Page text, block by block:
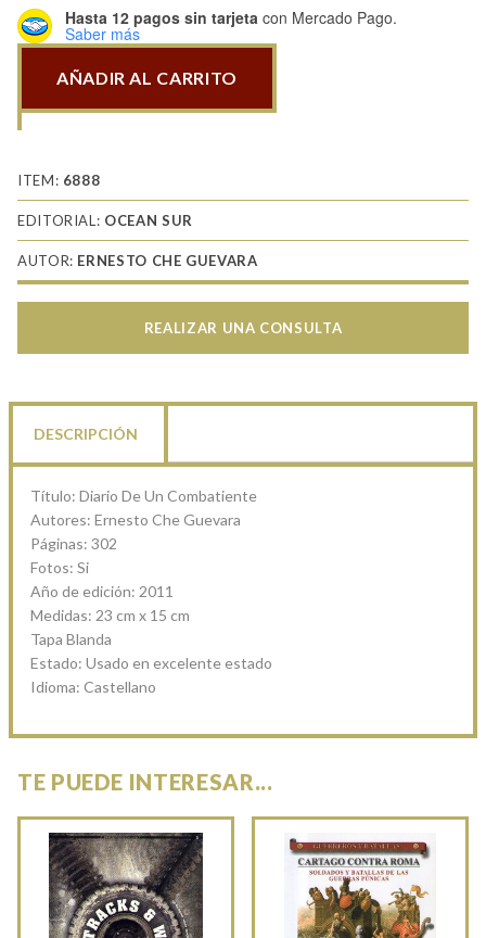
Hasta 12 pagos sin tarjeta con Mercado Pago.
Saber más
De
Combatiente
cantidad
AÑADIR AL CARRITO
ITEM: 6888
EDITORIAL: OCEAN SUR
AUTOR: ERNESTO CHE GUEVARA
REALIZAR UNA CONSULTA
DESCRIPCIÓN
Título: Diario De Un Combatiente
Autores: Ernesto Che Guevara
Páginas: 302
Fotos: Si
Año de edición: 2011
Medidas: 23 cm x 15 cm
Tapa Blanda
Estado: Usado en excelente estado
Idioma: Castellano
TE PUEDE INTERESAR...